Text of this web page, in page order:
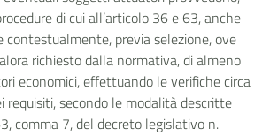
di cui all’articolo 36 e 63, anche
contestualmente, previa selezione, ove
richiesto dalla normativa, di almeno
economici, effettuando le verifiche circa
requisiti, secondo le modalità descritte
comma 7, del decreto legislativo n.